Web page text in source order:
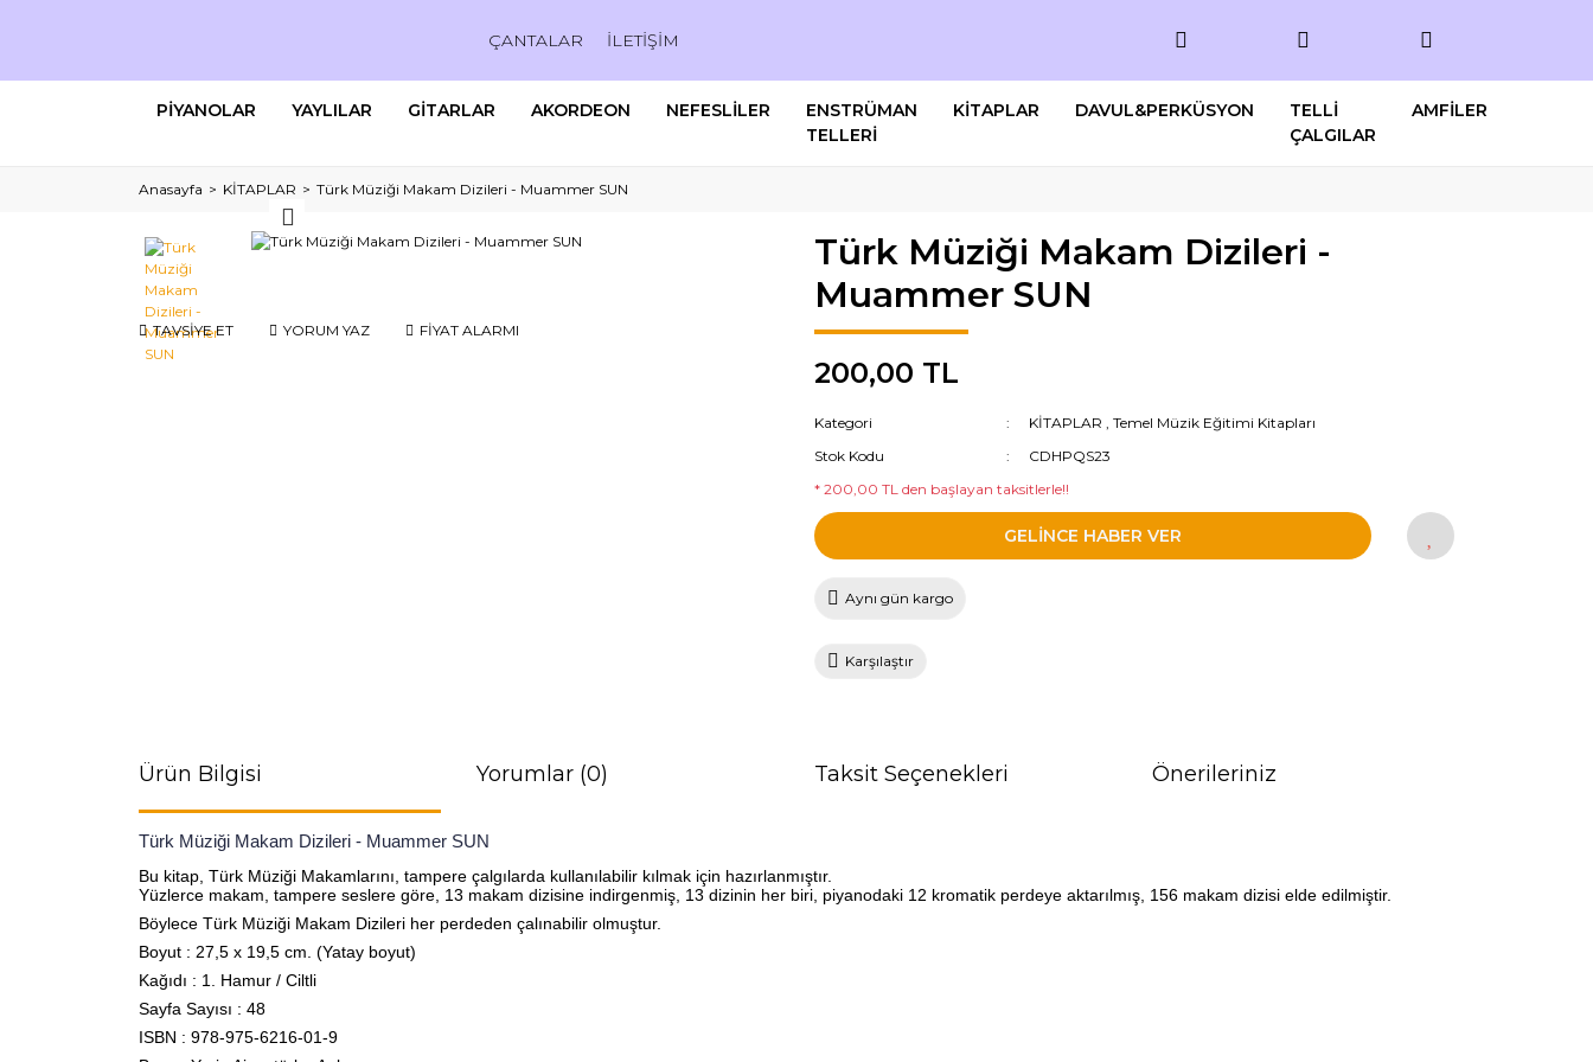
ÇANTALAR İLETİŞİM
PİYANOLAR YAYLILAR GİTARLAR AKORDEON NEFESLİLER
ENSTRÜMAN
TELLERİ
KİTAPLAR DAVUL&PERKÜSYON
TELLİ
ÇALGILAR
AMFİLER
Anasayfa KİTAPLAR Türk Müziği Makam Dizileri - Muammer SUN
TAVSİYE ET YORUM YAZ FİYAT ALARMI
Türk Müziği Makam Dizileri -
Muammer SUN
200,00 TL
Kategori KİTAPLAR , Temel Müzik Eğitimi Kitapları
Stok Kodu
CDHPQS23
* 200,00 TL den başlayan taksitlerle!!
GELİNCE HABER VER
Aynı gün kargo
Karşılaştır
Ürün Bilgisi Yorumlar (0) Taksit Seçenekleri Önerileriniz
Türk Müziği Makam Dizileri - Muammer SUN
Bu kitap, Türk Müziği Makamlarını, tampere çalgılarda kullanılabilir kılmak için hazırlanmıştır.
Yüzlerce makam, tampere seslere göre, 13 makam dizisine indirgenmiş, 13 dizinin her biri, piyanodaki 12 kromatik perdeye aktarılmış, 156 makam dizisi elde edilmiştir.
Böylece Türk Müziği Makam Dizileri her perdeden çalınabilir olmuştur.
Boyut : 27,5 x 19,5 cm. (Yatay boyut)
Kağıdı : 1. Hamur / Ciltli
Sayfa Sayısı : 48
ISBN : 978-975-6216-01-9